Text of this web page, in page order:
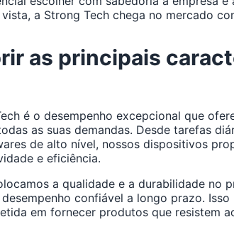
a Strong Tech chega no mercado
as principais
é o desempenho excepcional que
as suas demandas. Desde tarefas
de alto nível, nossos dispositivos
e eficiência.
a qualidade e a durabilidade
confiável a longo prazo.
em fornecer produtos que resistem